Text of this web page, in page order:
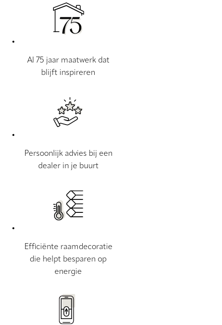
Al 75 jaar maatwerk dat
blijft inspireren
Persoonlijk advies bij een
dealer in je buurt
Efficiënte raamdecoratie
die helpt besparen op
energie